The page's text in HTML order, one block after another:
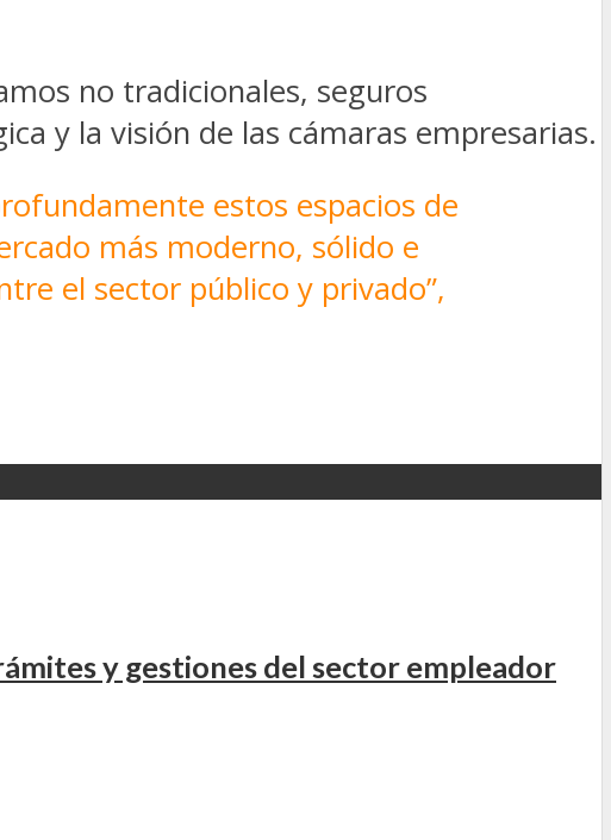
no tradicionales, seguros
y la visión de las cámaras empresarias.
estos espacios de
más moderno, sólido e
el sector público y privado”,
y gestiones del sector empleador